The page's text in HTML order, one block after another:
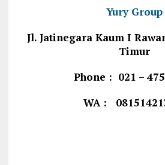
Yury Group
Jl. Jatinegara Kaum I
Timur
Phone : 021 –
WA :